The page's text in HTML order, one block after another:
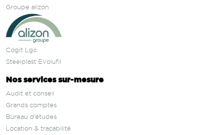
Groupe alizon
Cogit Lgc
Steelplast Evolufil
Nos services sur‑mesure
Audit et conseil
Grands comptes
Bureau d’études
Location & traçabilité